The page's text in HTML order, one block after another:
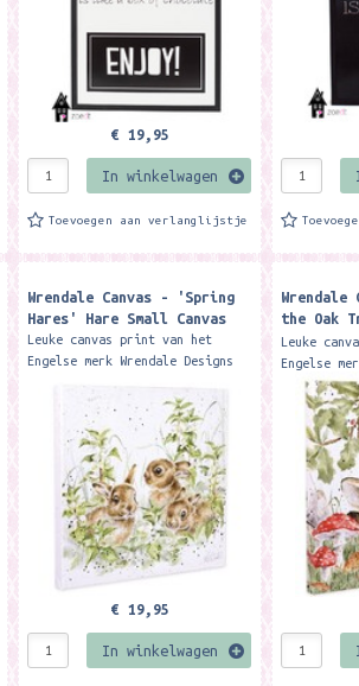
€ 19,95
In winkelwagen
Toevoegen aan verlanglijstje
Wrendale Canvas - 'Spring
Hares' Hare Small Canvas
Leuke canvas print van het
Engelse merk Wrendale Designs
canvas print features the
'Spring Hares' design....
€ 19,95
In winkelwagen
Wrendale
the Oak
Canvas
Leuke
Engelse
This
canvas
'Under